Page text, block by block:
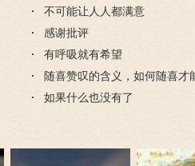
不可能让人人都满意
感谢批评
有呼吸就有希望
随喜赞叹的含义，如何随喜才
大？
如果什么也没有了